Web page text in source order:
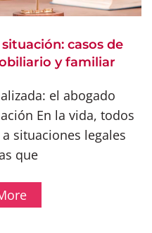
casos de
y familiar
el abogado
En la vida, todos
situaciones legales
que